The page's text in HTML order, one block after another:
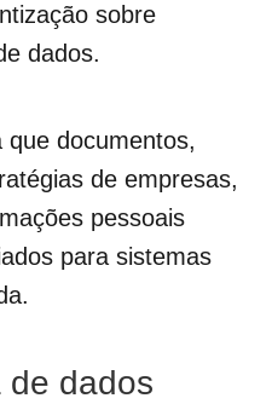
sobre
dados.
que documentos,
de empresas,
pessoais
para sistemas
de dados